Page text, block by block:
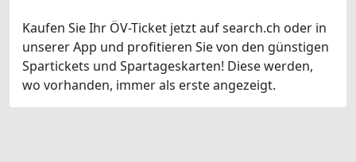
Kaufen Sie Ihr ÖV-Ticket jetzt auf search.ch oder in
unserer App und profitieren Sie von den günstigen
Spartickets und Spartageskarten! Diese werden,
wo vorhanden, immer als erste angezeigt.